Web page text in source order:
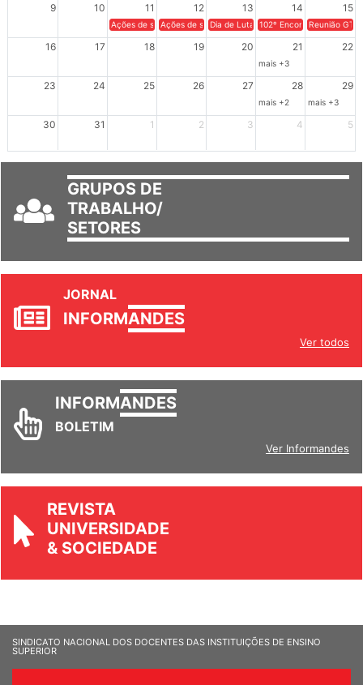
9 10 11 12 13 14 15
Ações de solidariedade a Cuba no Rio Grande do Sul - 100
Ações de solidariedade a Cuba no Rio Grande do
Dia de Luta em Defesa de Cuba e da
102º Encontro da
Reunião
16 17 18 19 20 21 22
mais +3
23 24 25 26 27 28 29
mais +2 mais +3
30 31 1 2 3 4 5
GRUPOS DE
TRABALHO/
SETORES
JORNAL
INFORMANDES
Ver todos
INFORMANDES
BOLETIM
Ver Informandes
REVISTA
UNIVERSIDADE
& SOCIEDADE
SINDICATO NACIONAL DOS DOCENTES DAS INSTITUIÇÕES DE ENSINO
SUPERIOR